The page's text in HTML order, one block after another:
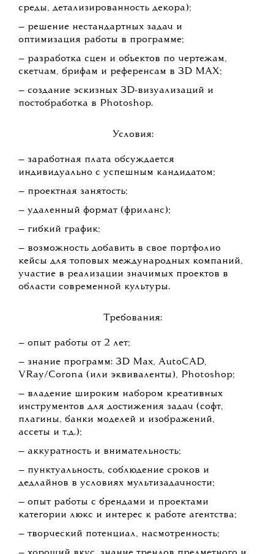
среды, детализированность декора);
— решение нестандартных задач и
оптимизация работы в программе;
— разработка сцен и объектов по чертежам,
скетчам, брифам и референсам в 3D MAX;
— создание эскизных 3D-визуализаций и
постобработка в Photoshop.
Условия:
— заработная плата обсуждается
индивидуально с успешным кандидатом;
— проектная занятость;
— удаленный формат (фриланс);
— гибкий график;
— возможность добавить в свое портфолио
кейсы для топовых международных компаний,
участие в реализации значимых проектов в
области современной культуры.
Требования:
— опыт работы от 2 лет;
— знание программ: 3D Max, AutoCAD,
VRay/Corona (или эквиваленты), Photoshop;
— владение широким набором креативных
инструментов для достижения задач (софт,
плагины, банки моделей и изображений,
ассеты и т.д.);
— аккуратность и внимательность;
— пунктуальность, соблюдение сроков и
дедлайнов в условиях мультизадачности;
— опыт работы с брендами и проектами
категории люкс и интерес к работе агентства;
— творческий потенциал, насмотренность;